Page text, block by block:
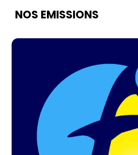
NOS EMISSIONS